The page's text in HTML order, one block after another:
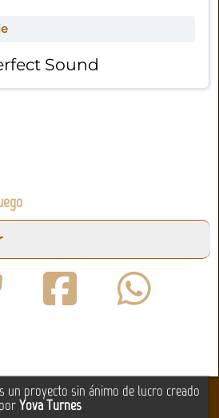
Sound
un proyecto sin ánimo de lucro creado
porYova Turnes